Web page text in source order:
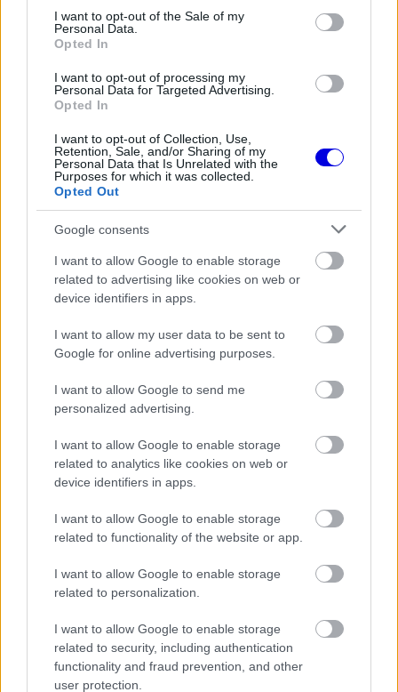
consent section.
I want to opt-out of the Sale of my
Personal Data.
Opted In
I want to opt-out of processing my
Personal Data for Targeted Advertising.
Opted In
I want to opt-out of Collection, Use,
Retention, Sale, and/or Sharing of my
Personal Data that Is Unrelated with the
Purposes for which it was collected.
Opted Out
Google consents
I want to allow Google to enable storage
related to advertising like cookies on web or
device identifiers in apps.
I want to allow my user data to be sent to
Google for online advertising purposes.
I want to allow Google to send me
personalized advertising.
I want to allow Google to enable storage
related to analytics like cookies on web or
device identifiers in apps.
I want to allow Google to enable storage
related to functionality of the website or app.
I want to allow Google to enable storage
related to personalization.
I want to allow Google to enable storage
related to security, including authentication
functionality and fraud prevention, and other
user protection.
Player
is
modal
„Napról napra kell felmérnünk a fizikai állapotát.
Ez nem egy szokványos kulcscsonttörés – két
helyen sérült. Várnunk kell. Egy nagy ölelést
küldök Jorgénak, és szeretném üzenni neki, hogy
a csapat teljes szívvel mellette áll ebben a
helyzetben.”
EZEKET IS AJÁNLJUK
FORMA-1
Ferrari Lewis Hamilton miatt
FORMA-1
Komoly döntést hozott a Ferrari,
miközben a Red Bullnál elmaradtak
FORMA-1
Max Verstappen érzelmes példával
szemléltette a család fontosságát